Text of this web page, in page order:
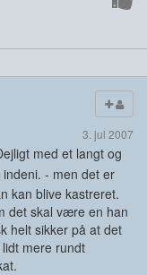
3. jul 2007
med et langt og
- men det er
kan blive kastreret.
det skal være en han
helt sikker på at det
mere rundt